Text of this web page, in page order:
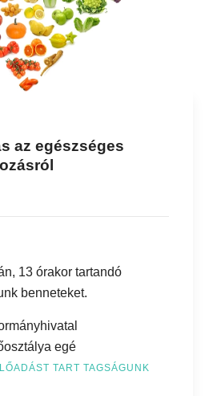
az egészséges
13 órakor tartandó
benneteket.
egé
TART TAGSÁGUNK